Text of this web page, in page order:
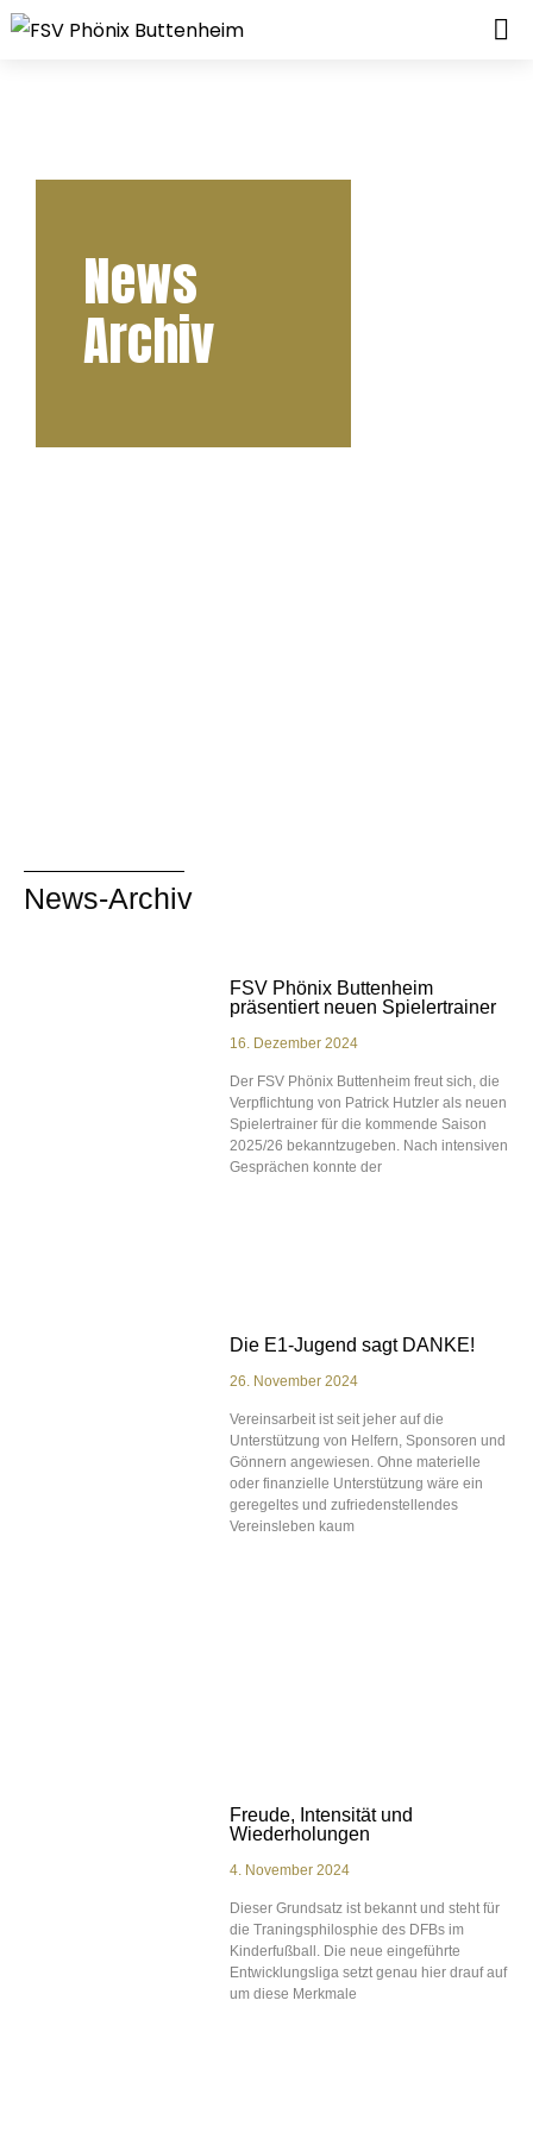
News
Archiv
News-Archiv
FSV Phönix Buttenheim
präsentiert neuen Spielertrainer
16. Dezember 2024
Der FSV Phönix Buttenheim freut sich, die
Verpflichtung von Patrick Hutzler als neuen
Spielertrainer für die kommende Saison
2025/26 bekanntzugeben. Nach intensiven
Gesprächen konnte der
Die E1-Jugend sagt DANKE!
26. November 2024
Vereinsarbeit ist seit jeher auf die
Unterstützung von Helfern, Sponsoren und
Gönnern angewiesen. Ohne materielle
oder finanzielle Unterstützung wäre ein
geregeltes und zufriedenstellendes
Vereinsleben kaum
Freude, Intensität und
Wiederholungen
4. November 2024
Dieser Grundsatz ist bekannt und steht für
die Traningsphilosphie des DFBs im
Kinderfußball. Die neue eingeführte
Entwicklungsliga setzt genau hier drauf auf
um diese Merkmale